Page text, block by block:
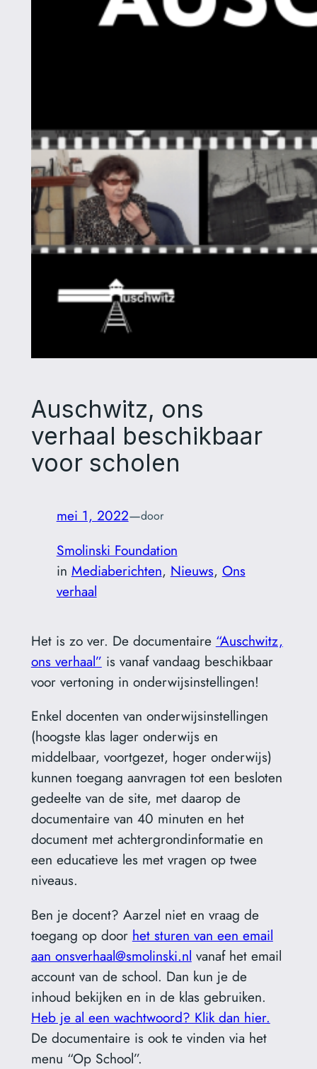
Auschwitz, ons
verhaal beschikbaar
voor scholen
mei 1, 2022—door
Smolinski Foundation
in Mediaberichten, Nieuws, Ons
verhaal
Het is zo ver. De documentaire “Auschwitz,
ons verhaal” is vanaf vandaag beschikbaar
voor vertoning in onderwijsinstellingen!
Enkel docenten van onderwijsinstellingen
(hoogste klas lager onderwijs en
middelbaar, voortgezet, hoger onderwijs)
kunnen toegang aanvragen tot een besloten
gedeelte van de site, met daarop de
documentaire van 40 minuten en het
document met achtergrondinformatie en
een educatieve les met vragen op twee
niveaus.
Ben je docent? Aarzel niet en vraag de
toegang op door het sturen van een email
aan onsverhaal@smolinski.nl vanaf het email
account van de school. Dan kun je de
inhoud bekijken en in de klas gebruiken.
Heb je al een wachtwoord? Klik dan hier.
De documentaire is ook te vinden via het
menu “Op School”.